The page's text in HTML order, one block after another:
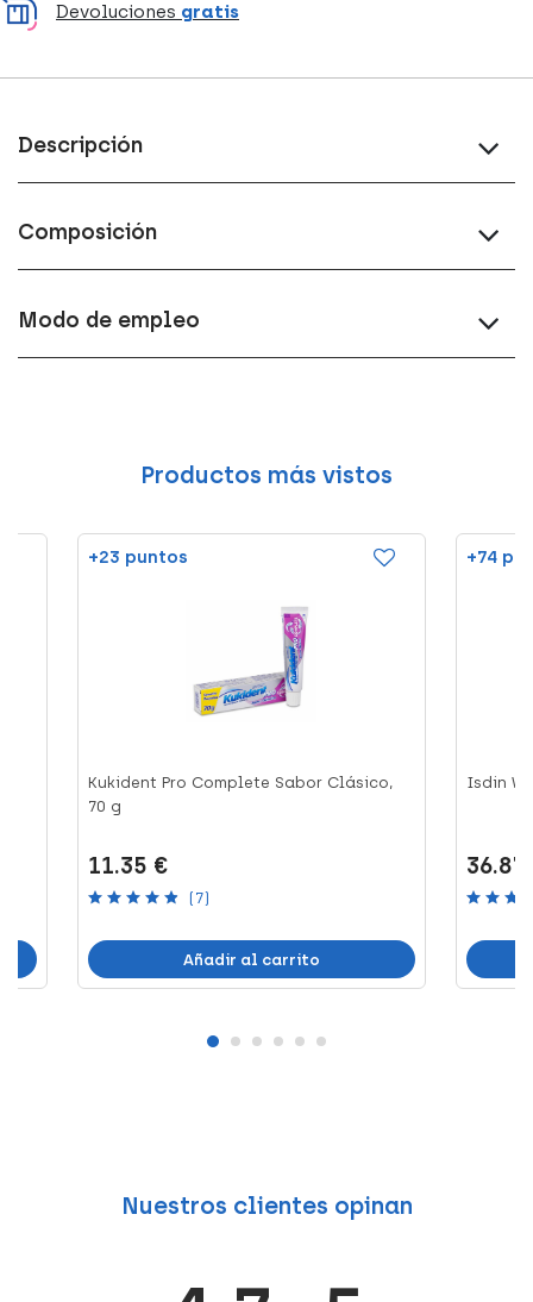
Devoluciones gratis
Descripción
Composición
Modo de empleo
Productos más vistos
+23 puntos
Kukident Pro Complete Sabor Clásico,
70 g
11.35 €
(7)
Añadir al carrito
+74
Isdin
36.87
Nuestros clientes opinan